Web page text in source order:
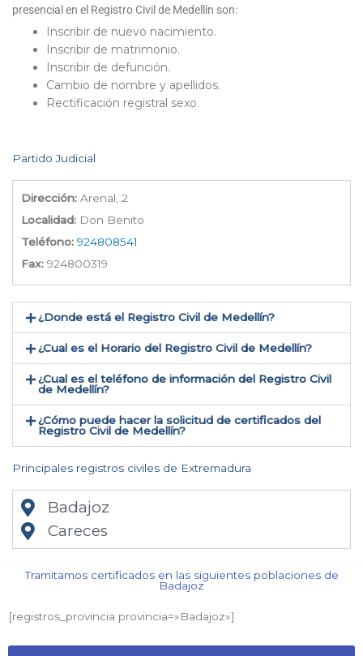
presencial en el Registro Civil de Medellín son:
Inscribir de nuevo nacimiento.
Inscribir de matrimonio.
Inscribir de defunción.
Cambio de nombre y apellidos.
Rectificación registral sexo.
Partido Judicial
Dirección: Arenal, 2
Localidad: Don Benito
Teléfono: 924808541
Fax: 924800319
¿Donde está el Registro Civil de Medellín​?
¿Cual es el Horario del Registro Civil de Medellín?
¿Cual es el teléfono de información del Registro Civil
de Medellín​?
¿Cómo puede hacer la solicitud de certificados del
Registro Civil de Medellín​?
Principales registros civiles de Extremadura
Badajoz
Careces
Tramitamos certificados en las siguientes poblaciones de
Badajoz​
[registros_provincia provincia=»Badajoz​»]